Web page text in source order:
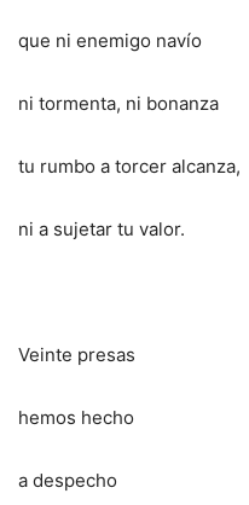
que ni enemigo navío
ni tormenta, ni bonanza
tu rumbo a torcer alcanza,
ni a sujetar tu valor.
Veinte presas
hemos hecho
a despecho